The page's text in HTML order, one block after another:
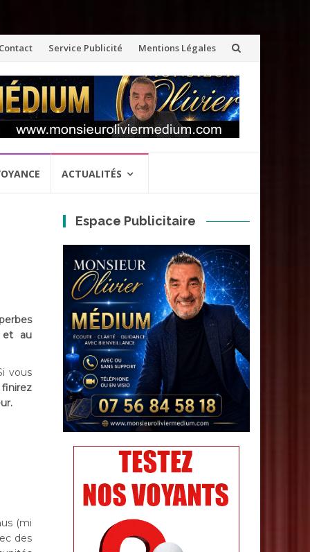
Contact Service Publicité Mentions Légales
ACTUALITÉS
et au
vous
(mi
des
Espace Publicitaire